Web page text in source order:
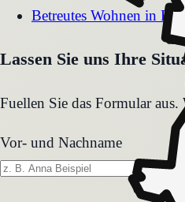
Betreutes Wohnen in
Lassen Sie uns Ihre
Fuellen Sie das Formular
Vor- und Nachname